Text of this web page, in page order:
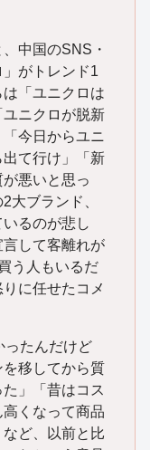
中国のSNS・
がトレンド1
「ユニクロは
ニクロが脱新
今日からユニ
て行け」「新
悪いと思っ
大ブランド、
るのが悲し
して客離れが
う人もいるだ
に任せたコメ
ったんだけど
移してから質
」「昔はコス
くなって商品
ど、以前と比